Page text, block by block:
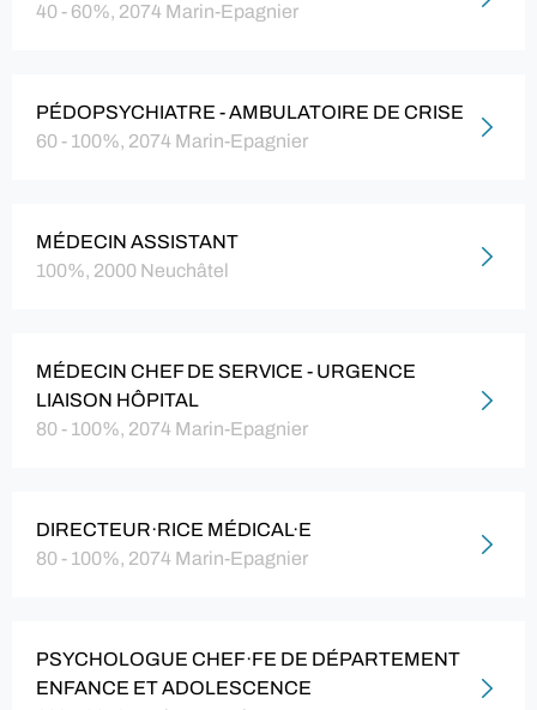
40 - 60%, 2074 Marin-Epagnier
PÉDOPSYCHIATRE - AMBULATOIRE DE CRISE
60 - 100%, 2074 Marin-Epagnier
MÉDECIN ASSISTANT
100%, 2000 Neuchâtel
MÉDECIN CHEF DE SERVICE - URGENCE
LIAISON HÔPITAL
80 - 100%, 2074 Marin-Epagnier
DIRECTEUR·RICE MÉDICAL·E
80 - 100%, 2074 Marin-Epagnier
PSYCHOLOGUE CHEF·FE DE DÉPARTEMENT
ENFANCE ET ADOLESCENCE